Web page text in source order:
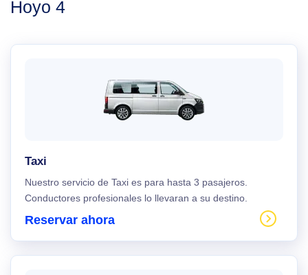
Hoyo 4
Taxi
Nuestro servicio de Taxi es para hasta 3 pasajeros.
Conductores profesionales lo llevaran a su destino.
Reservar ahora